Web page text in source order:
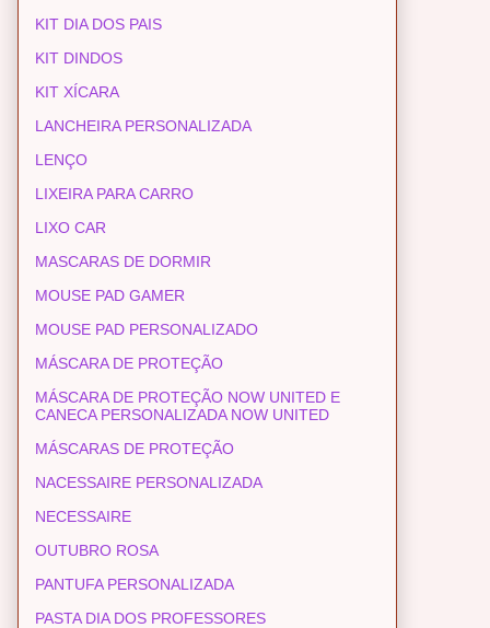
KIT DIA DOS PAIS
KIT DINDOS
KIT XÍCARA
LANCHEIRA PERSONALIZADA
LENÇO
LIXEIRA PARA CARRO
LIXO CAR
MASCARAS DE DORMIR
MOUSE PAD GAMER
MOUSE PAD PERSONALIZADO
MÁSCARA DE PROTEÇÃO
MÁSCARA DE PROTEÇÃO NOW UNITED E
CANECA PERSONALIZADA NOW UNITED
MÁSCARAS DE PROTEÇÃO
NACESSAIRE PERSONALIZADA
NECESSAIRE
OUTUBRO ROSA
PANTUFA PERSONALIZADA
PASTA DIA DOS PROFESSORES